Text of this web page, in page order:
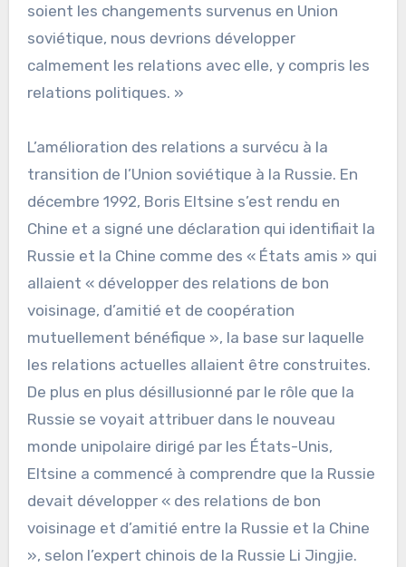
soient les changements survenus en Union
soviétique, nous devrions développer
calmement les relations avec elle, y compris les
relations politiques. »
L’amélioration des relations a survécu à la
transition de l’Union soviétique à la Russie. En
décembre 1992, Boris Eltsine s’est rendu en
Chine et a signé une déclaration qui identifiait la
Russie et la Chine comme des « États amis » qui
allaient « développer des relations de bon
voisinage, d’amitié et de coopération
mutuellement bénéfique », la base sur laquelle
les relations actuelles allaient être construites.
De plus en plus désillusionné par le rôle que la
Russie se voyait attribuer dans le nouveau
monde unipolaire dirigé par les États-Unis,
Eltsine a commencé à comprendre que la Russie
devait développer « des relations de bon
voisinage et d’amitié entre la Russie et la Chine
», selon l’expert chinois de la Russie Li Jingjie.